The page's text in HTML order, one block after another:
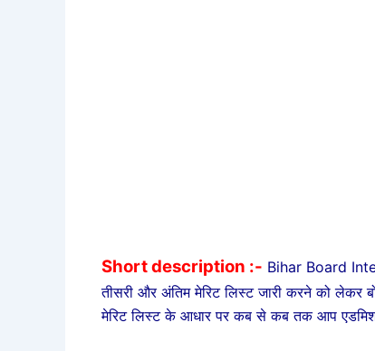
Short description :- Bihar Board
तीसरी और अंतिम मेरिट लिस्ट जारी करने को लेकर
मेरिट लिस्ट के आधार पर कब से कब तक आप